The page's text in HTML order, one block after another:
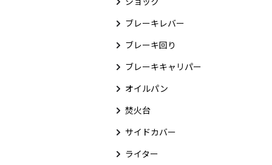
ブレーキレバー
ブレーキ回り
ブレーキキャリパー
オイルパン
焚火台
サイドカバー
ライター